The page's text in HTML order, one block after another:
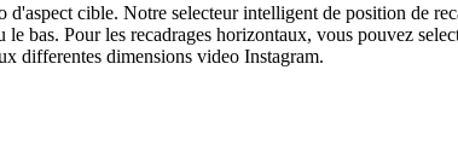
cible. Notre selecteur intelligent de position de
bas. Pour les recadrages horizontaux, vous pouvez
differentes dimensions video Instagram.